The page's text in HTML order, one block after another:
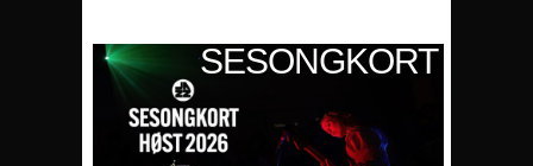
SESONGKORT